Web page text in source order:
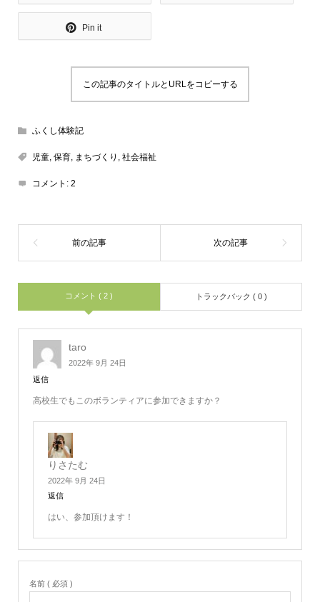
Pin it
この記事のタイトルとURLをコピーする
ふくし体験記
児童, 保育, まちづくり , 社会福祉
コメント: 2
コメント ( 2 ) トラックバック ( 0 )
taro
2022年 9月 24日
返信
高校生でもこのボランティアに参加できますか？
りさたむ
2022年 9月 24日
返信
はい、参加頂けます！
名前 ( 必須 )